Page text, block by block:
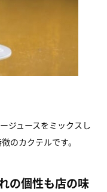
ジュースをミックスし
のカクテルです。
の個性も店の味